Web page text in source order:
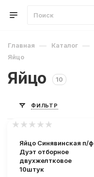
Главная — Каталог —
Яйцо
Яйцо 10
ФИЛЬТР
Яйцо Синявинская п/ф
Дуэт отборное
двухжелтковое
10штук